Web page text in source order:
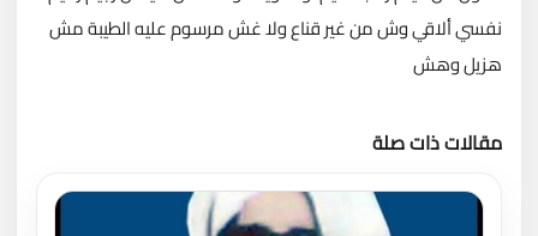
نفسي ألاقي وش من غير قناع ولا غش مرسوم عليه الطيبة مش
هزيل وهش
مقالات ذات صلة